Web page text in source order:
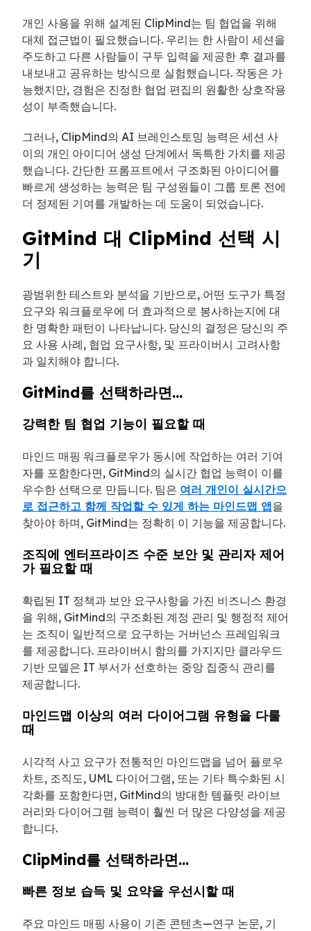
개인 사용을 위해 설계된 ClipMind는 팀 협업을 위해
대체 접근법이 필요했습니다. 우리는 한 사람이 세션을
주도하고 다른 사람들이 구두 입력을 제공한 후 결과를
내보내고 공유하는 방식으로 실험했습니다. 작동은 가
능했지만, 경험은 진정한 협업 편집의 원활한 상호작용
성이 부족했습니다.
그러나, ClipMind의 AI 브레인스토밍 능력은 세션 사
이의 개인 아이디어 생성 단계에서 독특한 가치를 제공
했습니다. 간단한 프롬프트에서 구조화된 아이디어를
빠르게 생성하는 능력은 팀 구성원들이 그룹 토론 전에
더 정제된 기여를 개발하는 데 도움이 되었습니다.
GitMind 대 ClipMind 선택 시
기
광범위한 테스트와 분석을 기반으로, 어떤 도구가 특정
요구와 워크플로우에 더 효과적으로 봉사하는지에 대
한 명확한 패턴이 나타납니다. 당신의 결정은 당신의 주
요 사용 사례, 협업 요구사항, 및 프라이버시 고려사항
과 일치해야 합니다.
GitMind를 선택하라면...
강력한 팀 협업 기능이 필요할 때
마인드 매핑 워크플로우가 동시에 작업하는 여러 기여
자를 포함한다면, GitMind의 실시간 협업 능력이 이를
우수한 선택으로 만듭니다. 팀은 여러 개인이 실시간으
로 접근하고 함께 작업할 수 있게 하는 마인드맵 앱을
찾아야 하며, GitMind는 정확히 이 기능을 제공합니다.
조직에 엔터프라이즈 수준 보안 및 관리자 제어
가 필요할 때
확립된 IT 정책과 보안 요구사항을 가진 비즈니스 환경
을 위해, GitMind의 구조화된 계정 관리 및 행정적 제어
는 조직이 일반적으로 요구하는 거버넌스 프레임워크
를 제공합니다. 프라이버시 함의를 가지지만 클라우드
기반 모델은 IT 부서가 선호하는 중앙 집중식 관리를
제공합니다.
마인드맵 이상의 여러 다이어그램 유형을 다룰
때
시각적 사고 요구가 전통적인 마인드맵을 넘어 플로우
차트, 조직도, UML 다이어그램, 또는 기타 특수화된 시
각화를 포함한다면, GitMind의 방대한 템플릿 라이브
러리와 다이어그램 능력이 훨씬 더 많은 다양성을 제공
합니다.
ClipMind를 선택하라면...
빠른 정보 습득 및 요약을 우선시할 때
주요 마인드 매핑 사용이 기존 콘텐츠—연구 논문, 기